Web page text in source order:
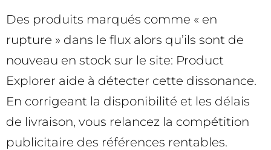
Des produits marqués comme « en
rupture » dans le flux alors qu’ils sont de
nouveau en stock sur le site: Product
Explorer aide à détecter cette dissonance.
En corrigeant la disponibilité et les délais
de livraison, vous relancez la compétition
publicitaire des références rentables.